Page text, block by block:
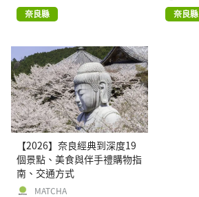
奈良縣
奈良縣
【2026】奈良經典到深度19
個景點、美食與伴手禮購物指
南、交通方式
MATCHA